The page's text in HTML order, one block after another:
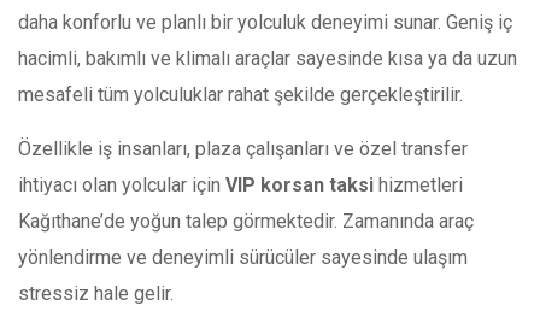
daha konforlu ve planlı bir yolculuk deneyimi sunar. Geniş iç
hacimli, bakımlı ve klimalı araçlar sayesinde kısa ya da uzun
mesafeli tüm yolculuklar rahat şekilde gerçekleştirilir.
Özellikle iş insanları, plaza çalışanları ve özel transfer
ihtiyacı olan yolcular için VIP korsan taksi hizmetleri
Kağıthane’de yoğun talep görmektedir. Zamanında araç
yönlendirme ve deneyimli sürücüler sayesinde ulaşım
stressiz hale gelir.